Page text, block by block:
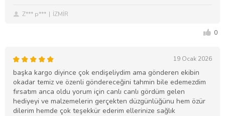
Z*** p*** İZMİR
0
19 Ocak 2026
başka kargo diyince çok endişeliydim ama gönderen ekibin
okadar temiz ve özenli göndereceğini tahmin bile edemezdim
fırsatım anca oldu yorum için canlı canlı gördüm gelen
hediyeyi ve malzemelerin gerçekten düzgünlüğünu hem özür
dilerim hemde çok teşekkür ederim ellerinize sağlık